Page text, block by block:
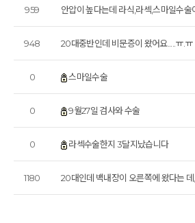
959 안압이 높다는데 라식,라섹,스마일수술
948 20대중반인데 비문증이 왔어요.....ㅠ.ㅠ
0 스마일수술
0 9월27일 검사와 수술
0 라섹수술한지 3달지났습니다
1180 20대인데 백내장이 오른쪽에 왔다는 데,,,,